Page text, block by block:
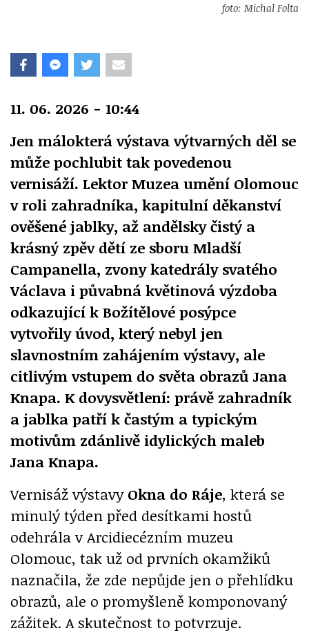
foto: Michal Folta
11. 06. 2026 - 10:44
Jen málokterá výstava výtvarných děl se
může pochlubit tak povedenou
vernisáží. Lektor Muzea umění Olomouc
v roli zahradníka, kapitulní děkanství
ověšené jablky, až andělsky čistý a
krásný zpěv dětí ze sboru Mladší
Campanella, zvony katedrály svatého
Václava i půvabná květinová výzdoba
odkazující k Božítělové posýpce
vytvořily úvod, který nebyl jen
slavnostním zahájením výstavy, ale
citlivým vstupem do světa obrazů Jana
Knapa. K dovysvětlení: právě zahradník
a jablka patří k častým a typickým
motivům zdánlivě idylických maleb
Jana Knapa.
Vernisáž výstavy Okna do Ráje, která se
minulý týden před desítkami hostů
odehrála v Arcidiecézním muzeu
Olomouc, tak už od prvních okamžiků
naznačila, že zde nepůjde jen o přehlídku
obrazů, ale o promyšleně komponovaný
zážitek. A skutečnost to potvrzuje.